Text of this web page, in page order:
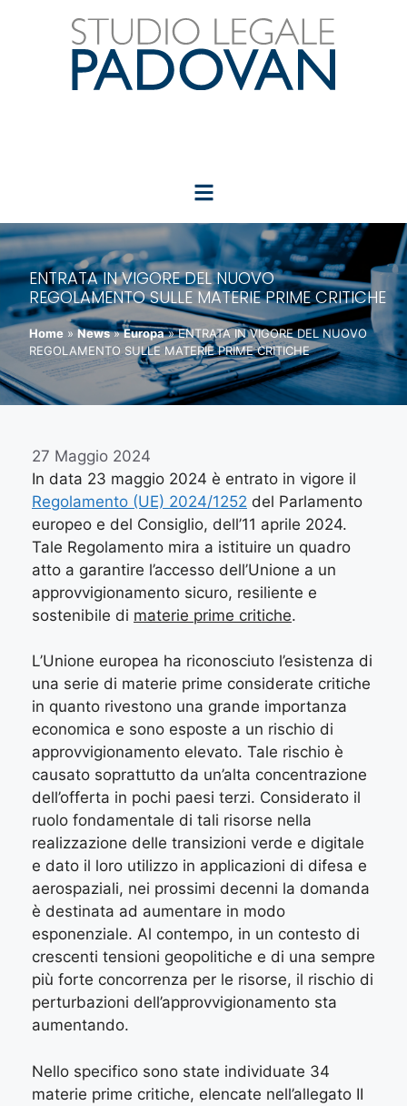
ENTRATA IN VIGORE DEL NUOVO
REGOLAMENTO SULLE MATERIE PRIME CRITICHE
Home » News » Europa » ENTRATA IN VIGORE DEL NUOVO
REGOLAMENTO SULLE MATERIE PRIME CRITICHE
27 Maggio 2024
In data 23 maggio 2024 è entrato in vigore il
Regolamento (UE) 2024/1252 del Parlamento
europeo e del Consiglio, dell’11 aprile 2024.
Tale Regolamento mira a istituire un quadro
atto a garantire l’accesso dell’Unione a un
approvvigionamento sicuro, resiliente e
sostenibile di materie prime critiche.
L’Unione europea ha riconosciuto l’esistenza di
una serie di materie prime considerate critiche
in quanto rivestono una grande importanza
economica e sono esposte a un rischio di
approvvigionamento elevato. Tale rischio è
causato soprattutto da un’alta concentrazione
dell’offerta in pochi paesi terzi. Considerato il
ruolo fondamentale di tali risorse nella
realizzazione delle transizioni verde e digitale
e dato il loro utilizzo in applicazioni di difesa e
aerospaziali, nei prossimi decenni la domanda
è destinata ad aumentare in modo
esponenziale. Al contempo, in un contesto di
crescenti tensioni geopolitiche e di una sempre
più forte concorrenza per le risorse, il rischio di
perturbazioni dell’approvvigionamento sta
aumentando.
Nello specifico sono state individuate 34
materie prime critiche, elencate nell’allegato II